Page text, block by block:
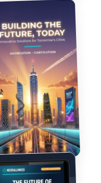
만들기
프롬프트 복사